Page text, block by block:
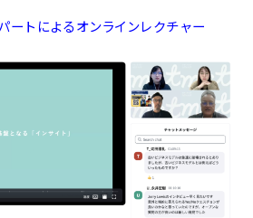
ートによるオンラインレクチャー